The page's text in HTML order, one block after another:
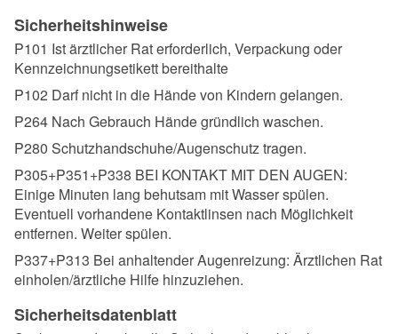
Sicherheitshinweise
P101 Ist ärztlicher Rat erforderlich, Verpackung oder
Kennzeichnungsetikett bereithalte
P102 Darf nicht in die Hände von Kindern gelangen.
P264 Nach Gebrauch Hände gründlich waschen.
P280 Schutzhandschuhe/Augenschutz tragen.
P305+P351+P338 BEI KONTAKT MIT DEN AUGEN:
Einige Minuten lang behutsam mit Wasser spülen.
Eventuell vorhandene Kontaktlinsen nach Möglichkeit
entfernen. Weiter spülen.
P337+P313 Bei anhaltender Augenreizung: Ärztlichen Rat
einholen/ärztliche Hilfe hinzuziehen.
Sicherheitsdatenblatt